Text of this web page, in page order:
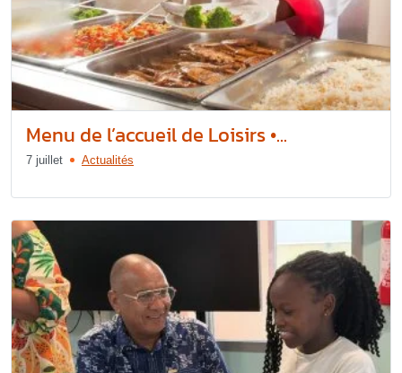
Menu de l’accueil de Loisirs •...
7 juillet Actualités